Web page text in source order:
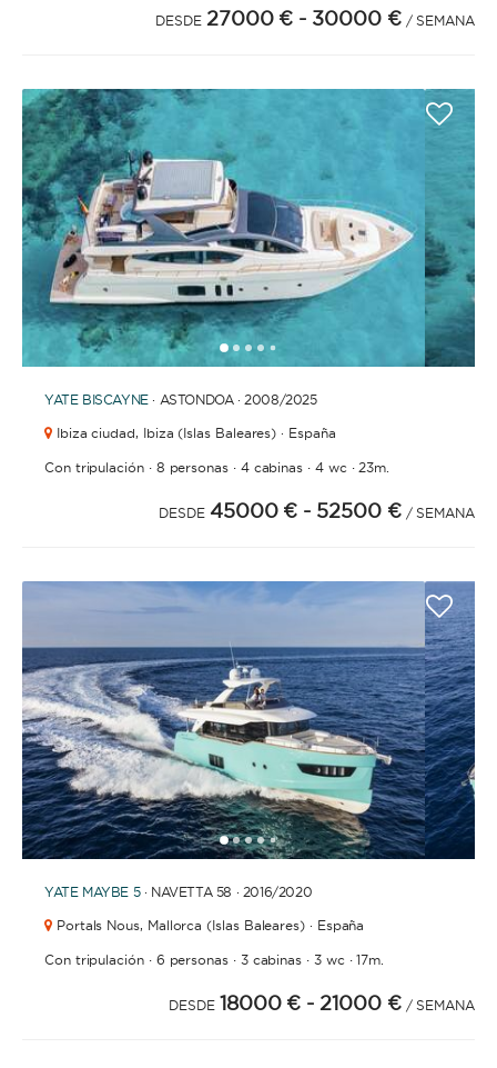
DESDE 27000 € - 30000 € / SEMANA
12345 161718
YATE BISCAYNE· ASTONDOA · 2008/2025
Ibiza ciudad, Ibiza (Islas Baleares) · España
Con tripulación· 8 personas· 4 cabinas · 4 wc· 23m.
DESDE 45000 € - 52500 € / SEMANA
12345 67891011121314151617
YATE MAYBE 5· NAVETTA 58 · 2016/2020
Portals Nous, Mallorca (Islas Baleares) · España
Con tripulación· 6 personas· 3 cabinas · 3 wc·17m.
DESDE 18000 € - 21000 € / SEMANA